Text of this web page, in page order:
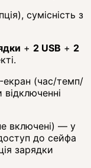
сумісність з
+ 2 USB + 2
екран (час/темп/
включені) — у
до сейфа
зарядки